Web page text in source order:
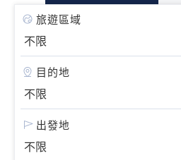
旅遊區域
目的地
出發地